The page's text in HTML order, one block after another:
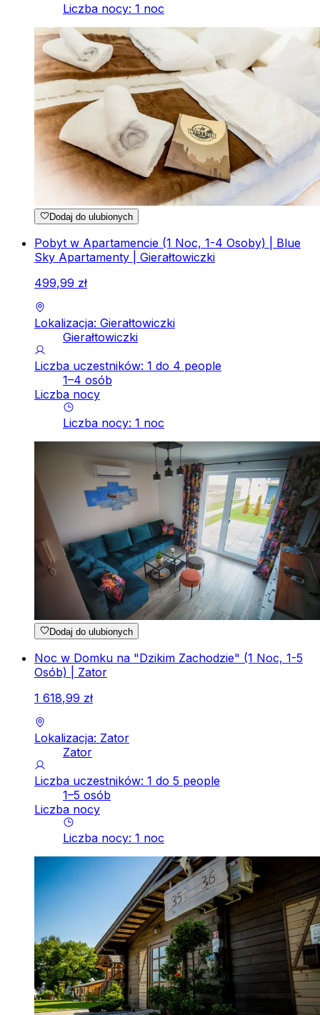
Liczba nocy: 1 noc
Dodaj do ulubionych
Pobyt w Apartamencie (1 Noc, 1-4 Osoby) | Blue
Sky Apartamenty | Gierałtowiczki
499,99 zł
Lokalizacja: Gierałtowiczki
Gierałtowiczki
Liczba uczestników: 1 do 4 people
1–4 osób
Liczba nocy
Liczba nocy: 1 noc
Dodaj do ulubionych
Noc w Domku na "Dzikim Zachodzie" (1 Noc, 1-5
Osób) | Zator
1 618,99 zł
Lokalizacja: Zator
Zator
Liczba uczestników: 1 do 5 people
1–5 osób
Liczba nocy
Liczba nocy: 1 noc